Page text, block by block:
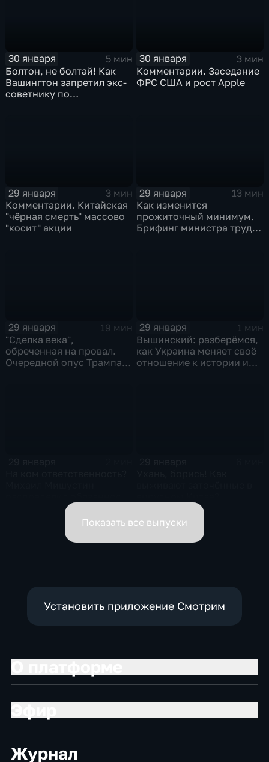
30 января
5 мин
Болтон, не болтай! Как
Вашингтон запретил экс-
советнику по
30 января
3 мин
Комментарии. Заседание
ФРС США и рост Apple
29 января
3 мин
Комментарии. Китайская
"чёрная смерть" массово
"косит" акции
29 января
13 мин
Как изменится
прожиточный минимум.
Брифинг министра труда
29 января
19 мин
"Сделка века",
обреченная на провал.
Очередной опус Трампа.
29 января
1 мин
Вышинский: разберёмся,
как Украина меняет своё
отношение к истории и
вице-премьеров
Показать все выпуски
Установить приложение Смотрим
Журнал